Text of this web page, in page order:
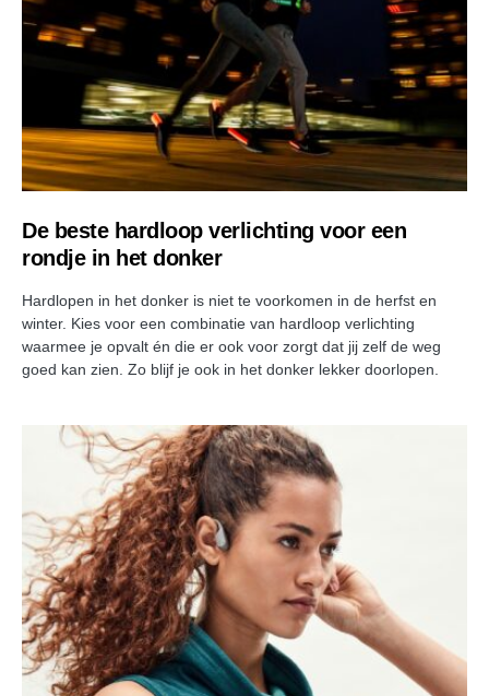
De beste hardloop verlichting voor een
rondje in het donker
Hardlopen in het donker is niet te voorkomen in de herfst en
winter. Kies voor een combinatie van hardloop verlichting
waarmee je opvalt én die er ook voor zorgt dat jij zelf de weg
goed kan zien. Zo blijf je ook in het donker lekker doorlopen.